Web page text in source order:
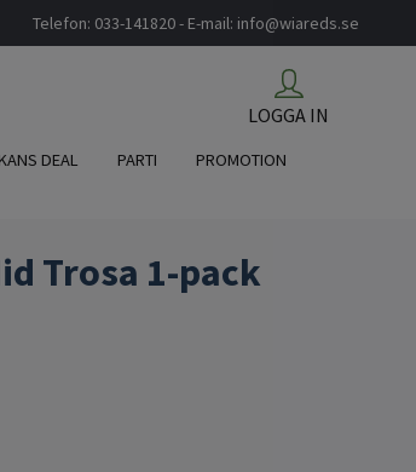
Telefon: 033-141820 - E-mail: info@wiareds.se
LOGGA IN
DEAL PARTI
PROMOTION
Trosa 1-pack